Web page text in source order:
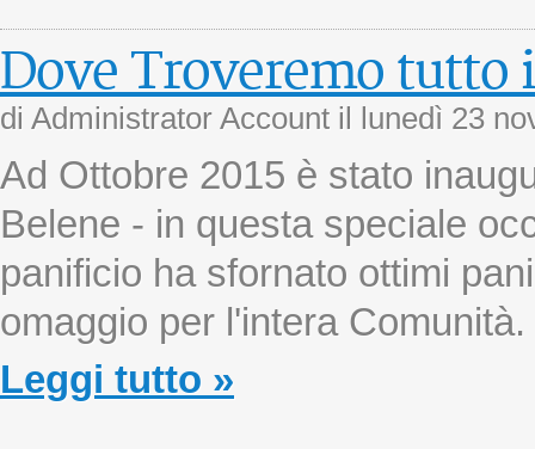
Dove Troveremo tutto
di Administrator Account il lunedì 23
Ad Ottobre 2015 è stato
Belene - in questa speciale
panificio ha sfornato ottimi
omaggio per l'intera Comunità.
Leggi tutto »